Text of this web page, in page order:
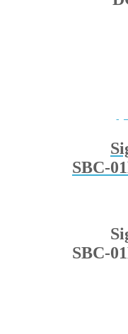
SBC-
SBC-